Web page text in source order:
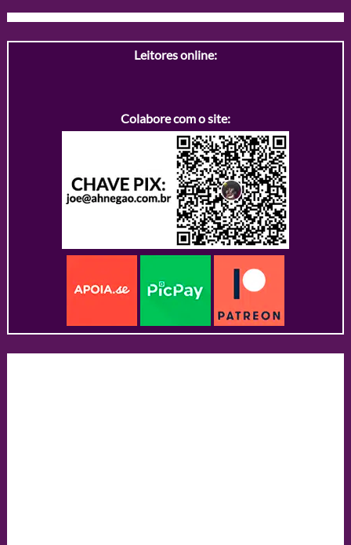
Leitores online:
Colabore com o site: